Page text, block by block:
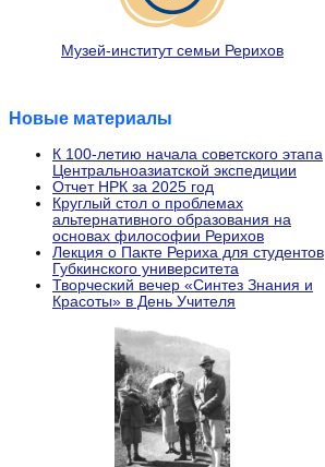
Музей-институт семьи Рерихов
Новые материалы
К 100-летию начала советского этапа
Центральноазиатской экспедиции
Отчет НРК за 2025 год
Круглый стол о проблемах
альтернативного образования на
основах философии Рерихов
Лекция о Пакте Рериха для студентов
Губкинского университета
Творческий вечер «Синтез Знания и
Красоты» в День Учителя